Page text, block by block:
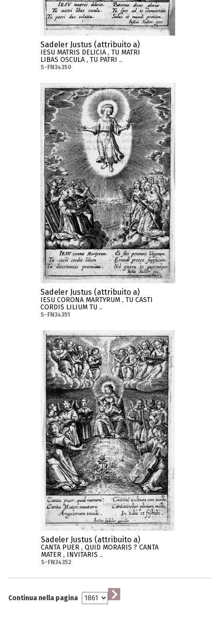
Sadeler Justus (attribuito a)
IESU MATRIS DELICIA , TU MATRI
LIBAS OSCULA , TU PATRI ..
S-FN34350
Sadeler Justus (attribuito a)
IESU CORONA MARTYRUM , TU CASTI
CORDIS LILIUM TU ..
S-FN34351
Sadeler Justus (attribuito a)
CANTA PUER , QUID MORARIS ? CANTA
MATER , INVITARIS ..
S-FN34352
Continua nella pagina